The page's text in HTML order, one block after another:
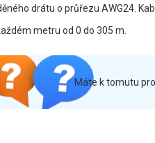
drátu o průřezu AWG24.
metru od 0 do 305 m.
Máte k tomutu